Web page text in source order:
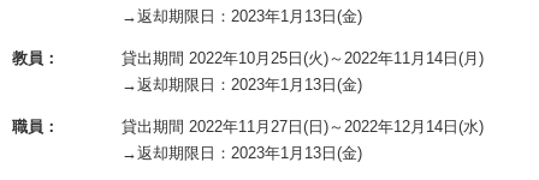
→返却期限日：2023年1月13日(金)
教員：
貸出期間 2022年10月25日(火)～2022年11月14日(月)
→返却期限日：2023年1月13日(金)
職員：
貸出期間 2022年11月27日(日)～2022年12月14日(水)
→返却期限日：2023年1月13日(金)